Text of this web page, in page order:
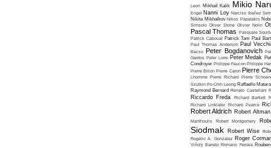
Leon Mikhaïl Kalik Mikio
Engel Nanni Loy Narciso Ibañez
Nikita Mikhalkov Nikos Papatakis
Simsolo Oliver Stone Olivier Nolin
Pascal Thomas Pasquale
Patrick Cabouat Patrick Tam Paul
Paul Thomas Anderson Paul
Bacso Peter Bogdanovich
Gardos Peter Lorre Peter Medak
Condroyer Philippe Faucon Philippe
Pierre Billon Pierre Caron Pierre
Lhomme Pierre Richard Pierre
Szulkin Po-Chih Leong Raffaello
Raymond Bernard Renato Castellani
Riccardo Freda Richard Bartlett
Richard Linklater Richard Pearce
Robert Aldrich Robert Altman
Manthoulis Robert Montgomery
Siodmak Robert Wise
Rogelio A. Gonzalez Roger
Viñoly Barreto Romano Ferrara